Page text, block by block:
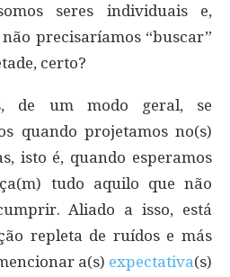
seres individuais e,
precisaríamos “buscar”
certo?
de um modo geral, se
quando projetamos no(s)
isto é, quando esperamos
tudo aquilo que não
Aliado a isso, está
repleta de ruídos e más
a(s) expectativa(s)